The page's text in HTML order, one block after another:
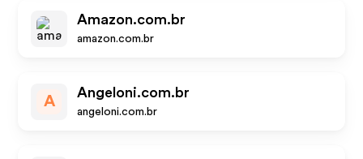
Amazon.com.br
amazon.com.br
A
Angeloni.com.br
angeloni.com.br